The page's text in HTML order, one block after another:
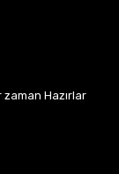
zaman Hazırlar